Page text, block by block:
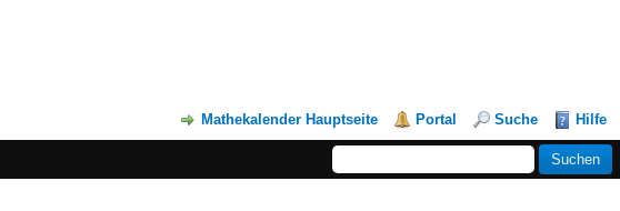
Mathekalender Hauptseite Portal Suche Hilfe